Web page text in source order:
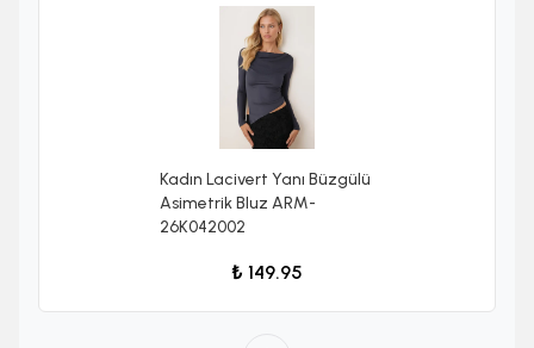
Kadın Lacivert Yanı Büzgülü
Asimetrik Bluz ARM-
26K042002
₺ 149.95